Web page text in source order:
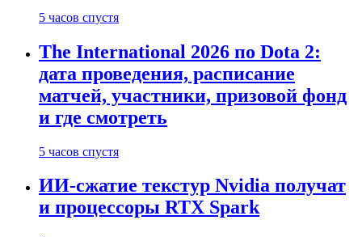
5 часов спустя
The International 2026 по Dota 2:
дата проведения, расписание
матчей, участники, призовой фонд
и где смотреть
5 часов спустя
ИИ-сжатие текстур Nvidia получат
и процессоры RTX Spark